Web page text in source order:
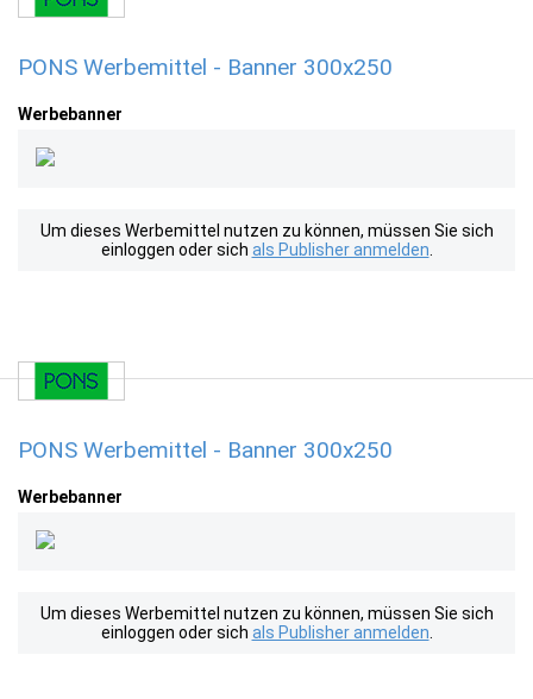
PONS Werbemittel - Banner 300x250
Werbebanner
Um dieses Werbemittel nutzen zu können, müssen Sie sich
einloggen oder sich als Publisher anmelden
PONS Werbemittel - Banner 300x250
Werbebanner
Um dieses Werbemittel nutzen zu können, müssen Sie sich
einloggen oder sich als Publisher anmelden